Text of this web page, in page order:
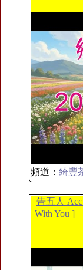
頻道： 綺豐
告五人
With You ]